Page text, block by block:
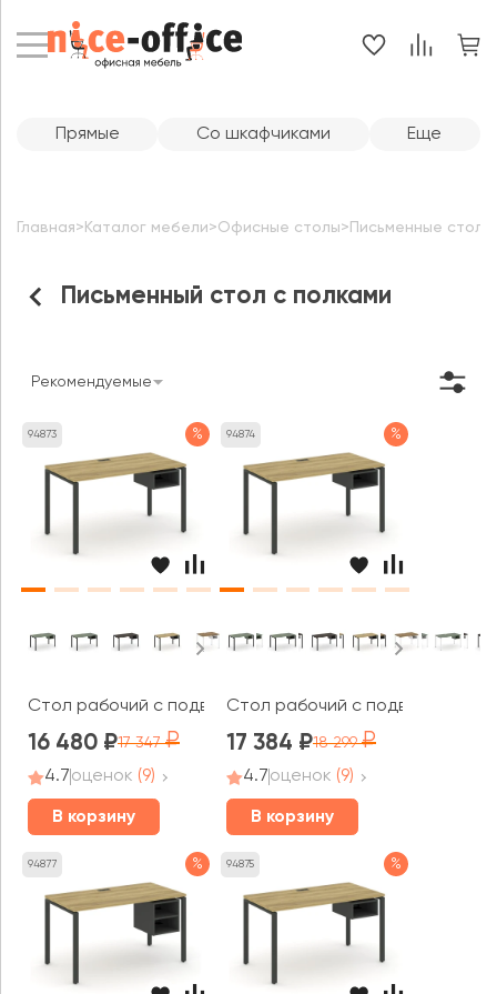
Письменный стол с полками
Главная> Каталог мебели>Офисные столы> Письменные столы
Прямые Со шкафчиками Еще
Рекомендуемые
94873 %
Стол рабочий с подвесной тумбой с 1 открытой
16 480 17 347
4.7оценок (9)
В корзину
94874 %
Стол рабочий с подвесной
17 384 18 299
4.7оценок (9)
В корзину
94877 % 94875 %